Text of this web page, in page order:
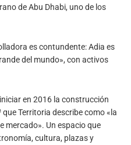
de Abu Dhabi, uno de los
es contundente: Adia es
del mundo», con activos
en 2016 la construcción
Territoria describe como «la
mercado». Un espacio que
cultura, plazas y